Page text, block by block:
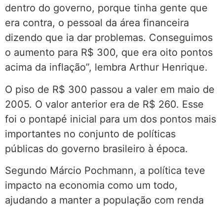
dentro do governo, porque tinha gente que
era contra, o pessoal da área financeira
dizendo que ia dar problemas. Conseguimos
o aumento para R$ 300, que era oito pontos
acima da inflação”, lembra Arthur Henrique.
O piso de R$ 300 passou a valer em maio de
2005. O valor anterior era de R$ 260. Esse
foi o pontapé inicial para um dos pontos mais
importantes no conjunto de políticas
públicas do governo brasileiro à época.
Segundo Márcio Pochmann, a política teve
impacto na economia como um todo,
ajudando a manter a população com renda